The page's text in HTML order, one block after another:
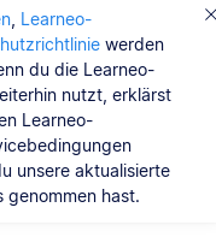
, Learneo-
werden
du die Learneo-
nutzt, erklärst
Learneo-
unsere aktualisierte
genommen hast.